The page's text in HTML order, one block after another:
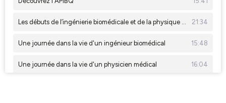
Les débuts de l’ingénierie biomédicale et de la physique médicale au Québec 21:34
Une journée dans la vie d'un ingénieur biomédical 15:48
Une journée dans la vie d'un physicien médical 16:04